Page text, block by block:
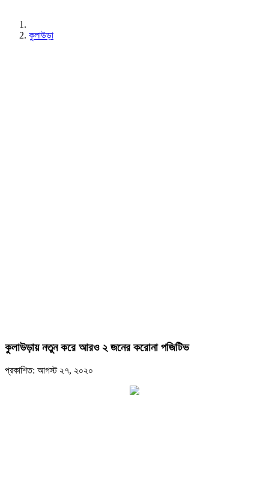
কুলাউড়া
কুলাউড়ায় নতুন করে আরও ২ জনের করোনা পজিটিভ
প্রকাশিত: আগস্ট ২৭, ২০২০